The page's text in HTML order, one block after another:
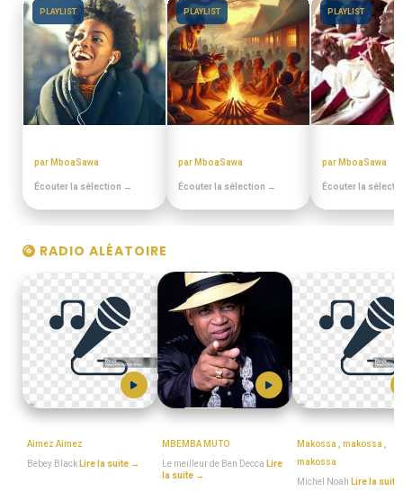
PLAYLIST
par MboaSawa
Écouter la sélection →
PLAYLIST
par MboaSawa
Écouter la sélection →
PLAYLIST
par MboaSawa
Écouter la
RADIO ALÉATOIRE
Aimez Aimez
Bebey Black Lire la suite →
MBEMBA MUTO
Le meilleur de Ben Decca Lire
la suite →
Makossa , makossa ,
makossa
Michel Noah Lire la